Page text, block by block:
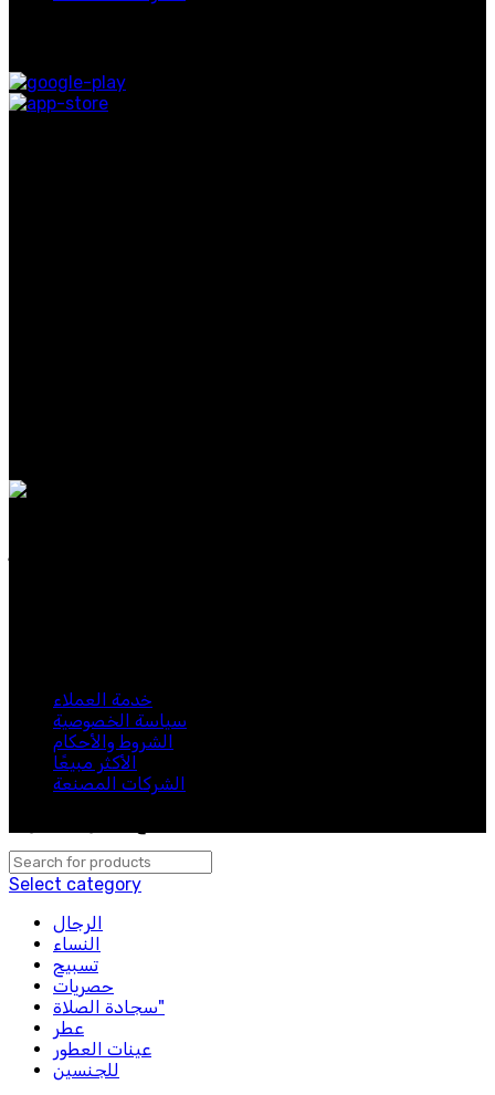
خدمة العملاء
سياسة الخصوصية
الشروط والأحكام
الأكثر مبيعًا
الشركات المصنعة
Select category
الرجال
النساء
تسبيح
حصريات
سجادة الصلاة"
عطر
عينات العطور
للجنسين